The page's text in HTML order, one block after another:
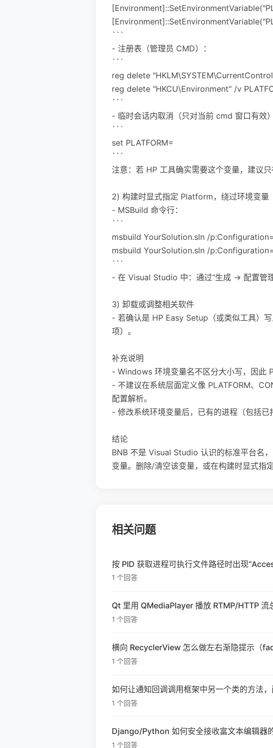
```
- 注册表（管理员 CMD）：
```
reg delete
reg delete "HKCU\Environment" /v
```
- 临时会话内取消（只对当前 cmd 窗口有效）
```
set PLATFORM=
```
注意：若 HP 工具确实需要这个变量，建议
2) 构建时显式指定 Platform，绕过环境变量
- MSBuild 命令行：
```
msbuild YourSolution.sln /
msbuild YourSolution.sln /
```
- 在 Visual Studio 中：通过“生成 -> 配置管
3) 卸载或调整相关软件
- 若确认是 HP Easy Setup（或类似工具）
项）。
补充说明
- Windows 环境变量名不区分大小写，因此
- 不建议在系统层面定义像 PLATFORM、
配置解析。
- 修改系统环境变量后，已有的进程（包括已
结论
BNB 不是 Visual Studio 认识的标准平台名
变量。删除/清空该变量，或在构建时显式
相关问题
按 PID 获取进程可执行文件路径时出现
1 个回答
Qt 里用 QMediaPlayer 播放 RTMP/HTTP 流
1 个回答
横向 RecyclerView 怎么做左右渐隐提示（
1 个回答
如何让通知回调调用框架中另一个类的方法
1 个回答
Django/Python 如何安全接收富文本编辑器
1 个回答